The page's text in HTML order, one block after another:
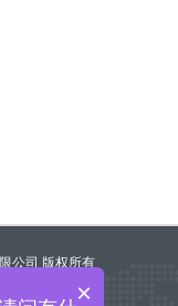
公司 版权所有
×